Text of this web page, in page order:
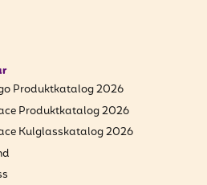
Produktkatalog 2026
Produktkatalog 2026
Kulglasskatalog 2026